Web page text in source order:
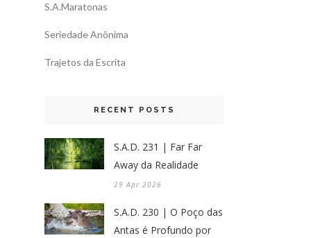
S.A.Maratonas
Seriedade Anônima
Trajetos da Escrita
RECENT POSTS
S.A.D. 231 | Far Far
Away da Realidade
29 Apr 2026
S.A.D. 230 | O Poço das
Antas é Profundo por